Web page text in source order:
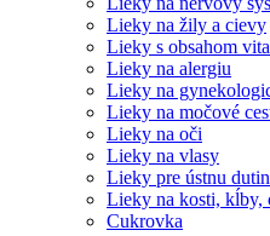
Lieky na žily a cievy
Lieky s obsahom
Lieky na alergiu
Lieky na
Lieky na močové
Lieky na oči
Lieky na vlasy
Lieky pre ústnu
Lieky na kosti, kĺby,
Cukrovka